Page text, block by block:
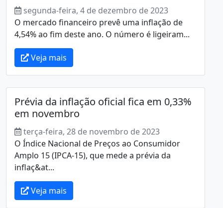
segunda-feira, 4 de dezembro de 2023
O mercado financeiro prevê uma inflação de
4,54% ao fim deste ano. O número é ligeiram...
Veja mais
Prévia da inflação oficial fica em 0,33%
em novembro
terça-feira, 28 de novembro de 2023
O Índice Nacional de Preços ao Consumidor
Amplo 15 (IPCA-15), que mede a prévia da
inflaç&at...
Veja mais